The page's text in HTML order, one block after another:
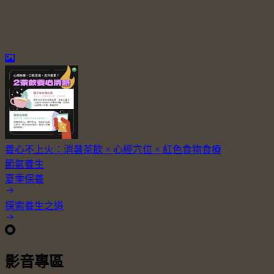
養心不上火：消暑茶飲 × 心經穴位 × 紅色食物食療
節氣養生
夏季保養
探索養生之道
影音專區